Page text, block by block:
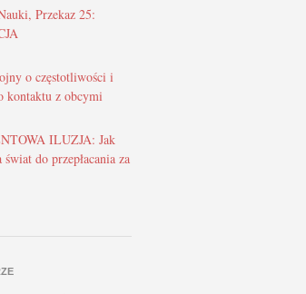
Przekaz 25:
o częstotliwości i
kontaktu z obcymi
ILUZJA: Jak
do przepłacania za